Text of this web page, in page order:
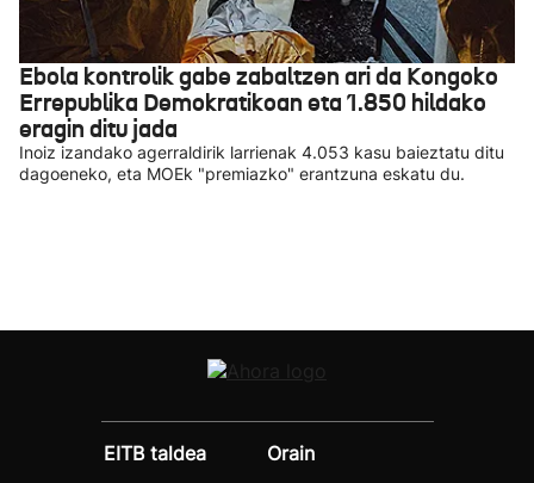
Ebola kontrolik gabe zabaltzen ari da Kongoko
Errepublika Demokratikoan eta 1.850 hildako
eragin ditu jada
Inoiz izandako agerraldirik larrienak 4.053 kasu baieztatu ditu
dagoeneko, eta MOEk "premiazko" erantzuna eskatu du.
EITB taldea
Orain